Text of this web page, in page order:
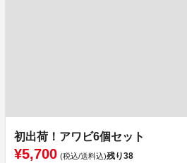
初出荷！アワビ6個セット
¥5,700 (税込/送料込)残り38